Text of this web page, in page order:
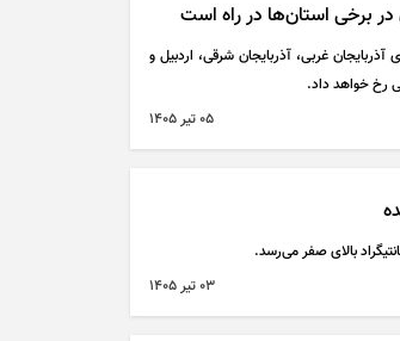
غربی، آذربایجان شرقی، اردبیل و
رخ خواهد داد.
۰۵ تير ۱۴۰۵
۰۳ تير ۱۴۰۵